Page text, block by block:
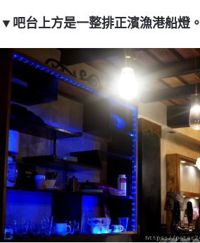
▼吧台上方是一整排正濱漁港船燈。